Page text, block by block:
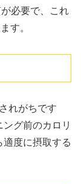
必要で、これ
す。
れがちです
グ前のカロリ
度に摂取する